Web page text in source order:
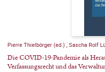
Pierre Thielbörger (ed.) Sascha Rolf
Die COVID-19-Pandemie als
Verfassungsrecht und das